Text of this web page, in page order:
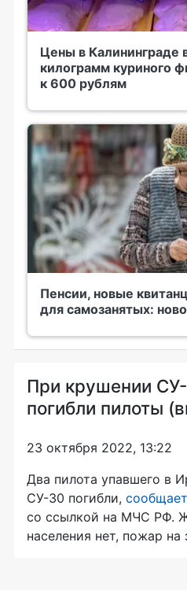
Цены в Калининграде
килограмм куриного
к 600 рублям
Пенсии, новые
для самозанятых:
При крушении
погибли пилоты
23 октября 2022, 13:22
Два пилота упавшего в
СУ-30 погибли, сообщает
со ссылкой на МЧС РФ.
населения нет, пожар на